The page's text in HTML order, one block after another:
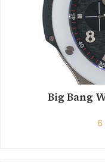
Big Bang
6